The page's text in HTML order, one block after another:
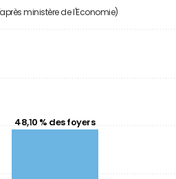
ministère de l'Economie)
48,10 % des foyers